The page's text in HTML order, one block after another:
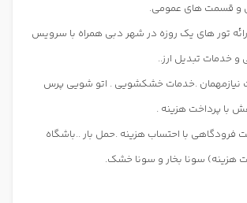
و قسمت های عمومی.
تور های یک روزه در شهر دبی همراه با سرویس
خدمات تبدیل ارز..
نیازمهمان .خدمات خشکشویی . اتو شویی پرس
با پرداخت هزینه .
فرودگاهی با احتساب هزینه .حمل بار ..باشگاه
هزینه) سونا بخار و سونا خشک.